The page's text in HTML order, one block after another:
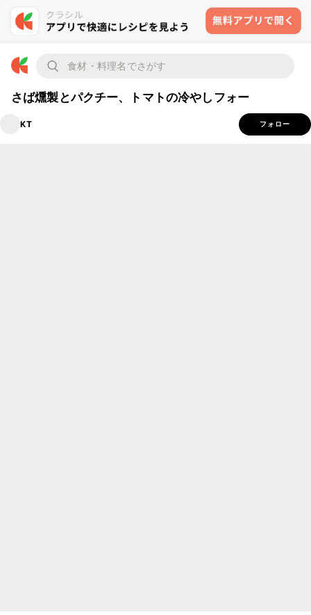
さば燻製とパクチー、トマトの冷やしフォー
KT フォロー